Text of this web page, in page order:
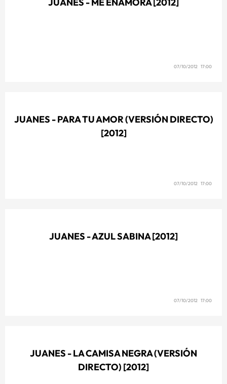
07/10/2012 17:00
JUANES - PARA TU AMOR (VERSIÓN DIRECTO)
[2012]
07/10/2012 17:00
JUANES - AZUL SABINA [2012]
07/10/2012 17:00
JUANES - LA CAMISA NEGRA (VERSIÓN
DIRECTO) [2012]